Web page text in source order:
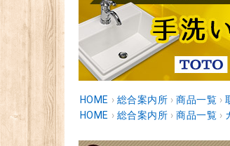
HOME › 総合案内所 › 商品一覧 ›
HOME › 総合案内所 › 商品一覧 ›